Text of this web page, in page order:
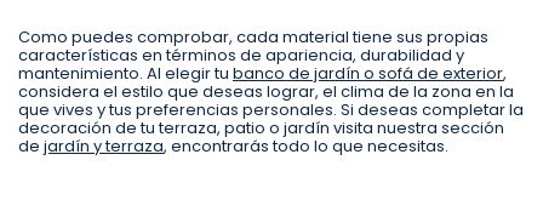
Como puedes comprobar, cada material tiene sus propias
características en términos de apariencia, durabilidad y
mantenimiento. Al elegir tu banco de jardín o sofá de exterior,
considera el estilo que deseas lograr, el clima de la zona en la
que vives y tus preferencias personales. Si deseas completar la
decoración de tu terraza, patio o jardín visita nuestra sección
de jardín y terraza, encontrarás todo lo que necesitas.